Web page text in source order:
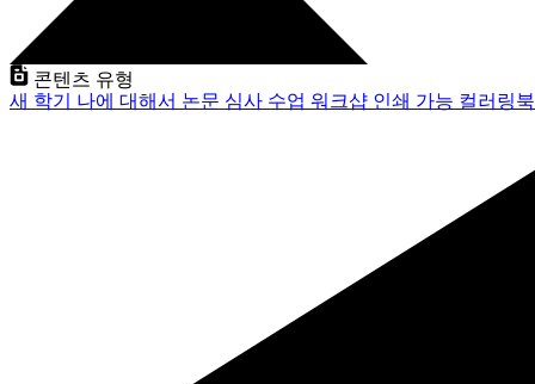
콘텐츠 유형
새 학기 나에 대해서 논문 심사 수업 워크샵 인쇄 가능 컬러링북